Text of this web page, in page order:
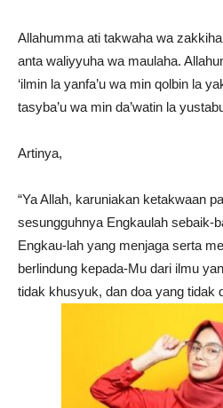
Allahumma ati takwaha wa
anta waliyyuha wa maulaha.
‘ilmin la yanfa’u wa min qolbin la
tasyba’u wa min da’watin la
Artinya,
“Ya Allah, karuniakan ketakwaan
sesungguhnya Engkaulah sebaik-
Engkau-lah yang menjaga serta
berlindung kepada-Mu dari ilmu
tidak khusyuk, dan doa yang tidak